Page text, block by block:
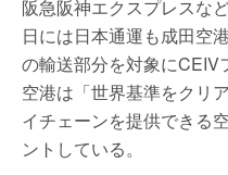
阪急阪神エクスプレスな
日には日本通運も成田空
の輸送部分を対象にCEIV
空港は「世界基準をクリ
イチェーンを提供できる
ントしている。